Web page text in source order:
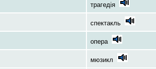
трагедія
спектакль
опера
мюзикл